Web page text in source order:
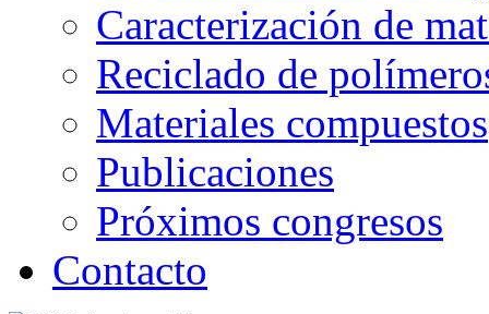
Caracterización de
Reciclado de
Materiales compuestos
Publicaciones
Próximos congresos
Contacto